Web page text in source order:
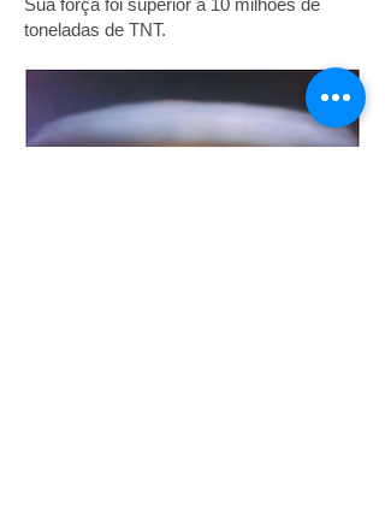
Sua força foi superior a 10 milhões de
toneladas de TNT.